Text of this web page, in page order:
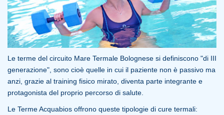
Le terme del circuito Mare Termale Bolognese si definiscono "di III
generazione", sono cioè quelle in cui il paziente non è passivo ma
anzi, grazie al training fisico mirato, diventa parte integrante e
protagonista del proprio percorso di salute.
Le Terme Acquabios offrono queste tipologie di cure termali: